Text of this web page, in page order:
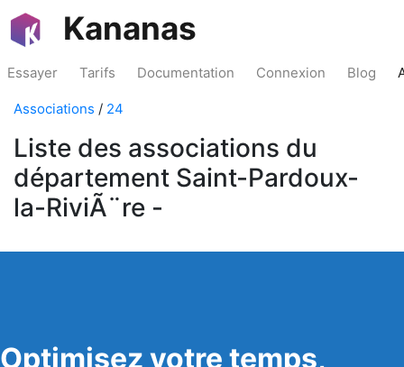
Kananas
Essayer Tarifs Documentation Connexion Blog
Associations / 24
Liste des associations du
département Saint-Pardoux-
la-RiviÃ¨re -
Optimisez votre temps,